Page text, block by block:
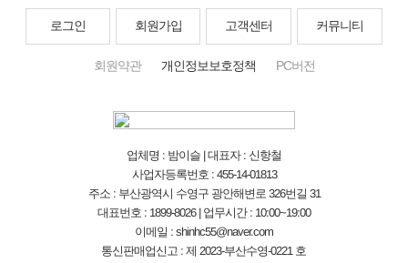
로그인 회원가입 고객센터 커뮤니티
회원약관 개인정보보호정책 PC버전
업체명 : 밤이슬 | 대표자 : 신항철
사업자등록번호 : 455-14-01813
주소 : 부산광역시 수영구 광안해변로 326번길 31
대표번호 : 1899-8026 | 업무시간 : 10:00~19:00
이메일 : shinhc55@naver.com
통신판매업신고 : 제 2023-부산수영-0221 호